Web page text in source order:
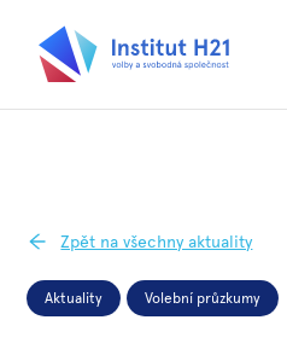
Zpět na všechny aktuality
Aktuality Volební průzkumy